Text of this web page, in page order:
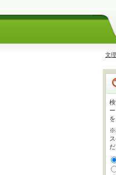
文
※
だ